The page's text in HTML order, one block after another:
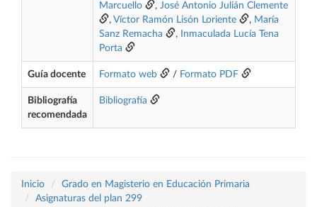
Marcuello
, José Antonio Julián Clemente
, Víctor Ramón Lisón Loriente , María
Sanz Remacha
,
Inmaculada Lucía Tena
Porta
Guía docente Formato web / Formato PDF
Bibliografía
recomendada
Bibliografía
Inicio
Grado en Magisterio en Educación Primaria
Asignaturas del plan 299